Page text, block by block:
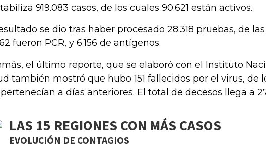
919.083 casos, de los cuales 90.621 están activos.
se dio tras haber procesado 28.318 pruebas, de
fueron PCR, y 6.156 de antígenos.
el último reporte, que se elaboró con el Instituto
también mostró que hubo 151 fallecidos por el virus, de
pertenecían a días anteriores. El total de decesos llega a